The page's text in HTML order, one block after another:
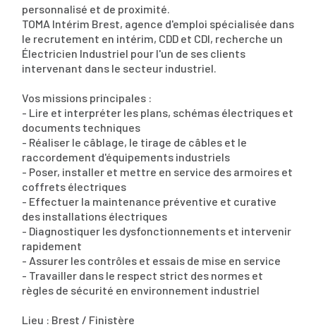
personnalisé et de proximité.
TOMA Intérim Brest, agence d'emploi spécialisée dans
le recrutement en intérim, CDD et CDI, recherche un
Électricien Industriel pour l'un de ses clients
intervenant dans le secteur industriel.
Vos missions principales :
- Lire et interpréter les plans, schémas électriques et
documents techniques
- Réaliser le câblage, le tirage de câbles et le
raccordement d'équipements industriels
- Poser, installer et mettre en service des armoires et
coffrets électriques
- Effectuer la maintenance préventive et curative
des installations électriques
- Diagnostiquer les dysfonctionnements et intervenir
rapidement
- Assurer les contrôles et essais de mise en service
- Travailler dans le respect strict des normes et
règles de sécurité en environnement industriel
Lieu : Brest / Finistère